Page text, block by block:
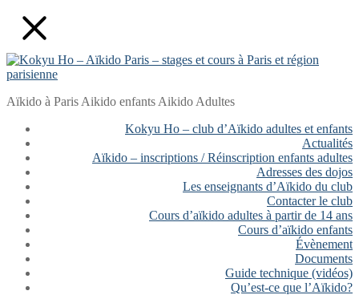
contenu
Menu
Aïkido à Paris Aikido enfants Aikido Adultes
Kokyu Ho – club d’Aïkido adultes et enfants
Actualités
Aïkido – inscriptions / Réinscription enfants adultes
Adresses des dojos
Les enseignants d’Aïkido du club
Contacter le club
Cours d’aïkido adultes à partir de 14 ans
Cours d’aïkido enfants
Évènement
Documents
Guide technique (vidéos)
Qu’est-ce que l’Aïkido?